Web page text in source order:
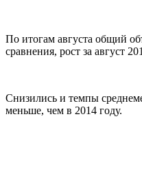
По итогам августа общий
сравнения, рост за август
Снизились и темпы
меньше, чем в 2014 году.